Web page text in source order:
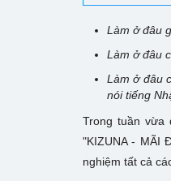
Làm ở đâu
Làm ở đâu
Làm ở đâu
nói tiếng
Trong tuần vừa
"KIZUNA - MÃI
nghiệm tất cả